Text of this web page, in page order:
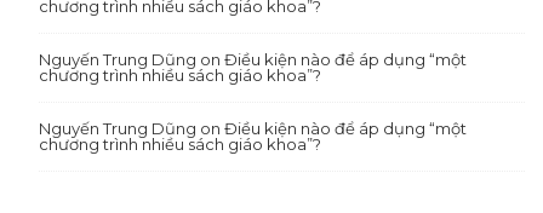
chương trình nhiều sách giáo khoa”?
Nguyến Trung Dũng onĐiều kiện nào để áp dụng “một
chương trình nhiều sách giáo khoa”?
Nguyến Trung Dũng onĐiều kiện nào để áp dụng “một
chương trình nhiều sách giáo khoa”?